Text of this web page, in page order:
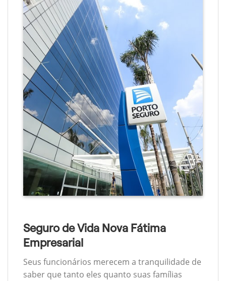
Seguro de Vida Nova Fátima
Empresarial
Seus funcionários merecem a tranquilidade de
saber que tanto eles quanto suas famílias